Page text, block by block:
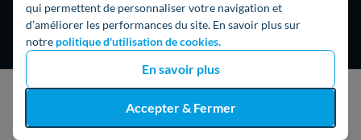
qui permettent de personnaliser votre navigation et
d’améliorer les performances du site. En savoir plus sur
notre politique d'utilisation de cookies.
En savoir plus
Accepter & Fermer
J'obtiens un devis gratuit
4,9/5
16325 avis Google